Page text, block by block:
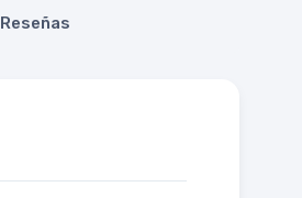
Reseñas